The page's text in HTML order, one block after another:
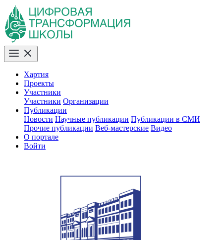
Хартия
Проекты
Участники
Участники Организации
Публикации
Новости Научные публикации Публикации в СМИ
Прочие публикации Веб-мастерские Видео
О портале
Войти